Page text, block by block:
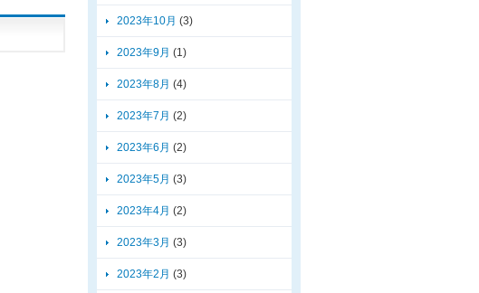
2023年10月 (3)
2023年9月 (1)
2023年8月 (4)
2023年7月 (2)
2023年6月 (2)
2023年5月 (3)
2023年4月 (2)
2023年3月 (3)
2023年2月 (3)